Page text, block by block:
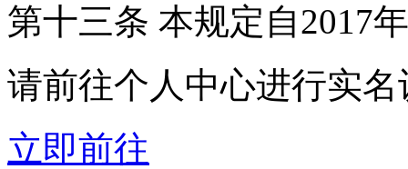
第十三条 本规定自2017
请前往个人中心进行实名
立即前往